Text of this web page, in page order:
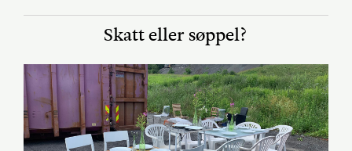
Skatt eller søppel?